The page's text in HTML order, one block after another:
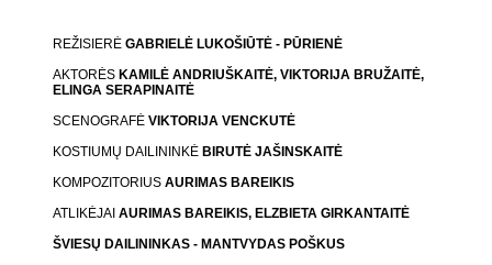
REŽISIERĖ GABRIELĖ LUKOŠIŪTĖ - PŪRIENĖ
AKTORĖS KAMILĖ ANDRIUŠKAITĖ, VIKTORIJA BRUŽAITĖ,
ELINGA SERAPINAITĖ
SCENOGRAFĖ VIKTORIJA VENCKUTĖ
KOSTIUMŲ DAILININKĖ BIRUTĖ JAŠINSKAITĖ
KOMPOZITORIUS AURIMAS BAREIKIS
ATLIKĖJAI AURIMAS BAREIKIS, ELZBIETA GIRKANTAITĖ
ŠVIESŲ DAILININKAS - MANTVYDAS POŠKUS